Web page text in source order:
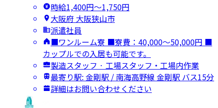
時給1,400円〜1,750円
大阪府 大阪狭山市
派遣社員
■ワンルーム寮 ■寮費：40,000～50,000円 ■
カップルでの入居も可能です。
製造スタッフ · 工場スタッフ・工場内作業
最寄り駅: 金剛駅 / 南海高野線 金剛駅 バス15分
詳細はお問い合わせください